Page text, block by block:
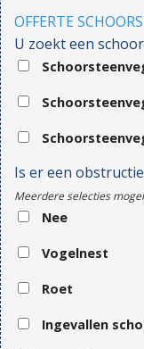
OFFERTE
U zoekt een
Is er een
Meerdere selecties
Nee
Vogelnest
Roet
Ingevallen